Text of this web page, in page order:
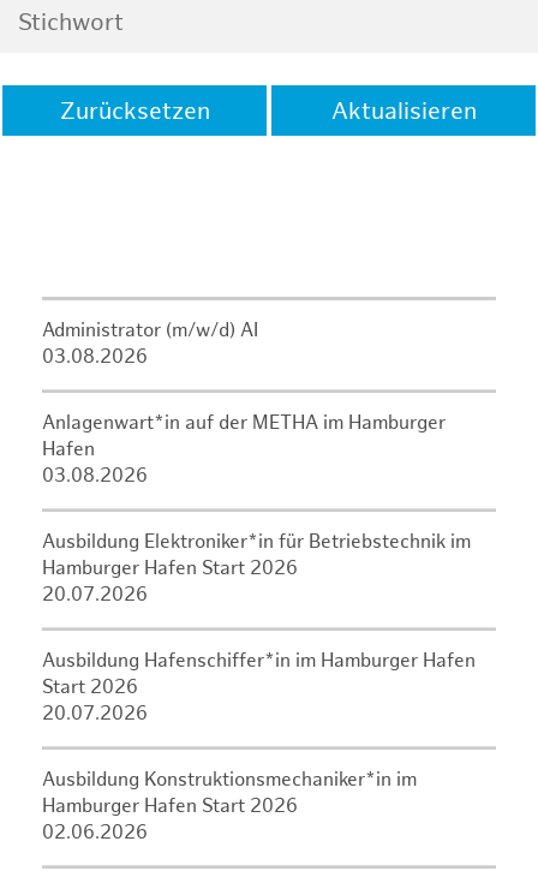
Zurücksetzen Aktualisieren
Administrator (m/w/d) AI
03.08.2026
Anlagenwart*in auf der METHA im Hamburger
Hafen
03.08.2026
Ausbildung Elektroniker*in für Betriebstechnik im
Hamburger Hafen Start 2026
20.07.2026
Ausbildung Hafenschiffer*in im Hamburger Hafen
Start 2026
20.07.2026
Ausbildung Konstruktionsmechaniker*in im
Hamburger Hafen Start 2026
02.06.2026